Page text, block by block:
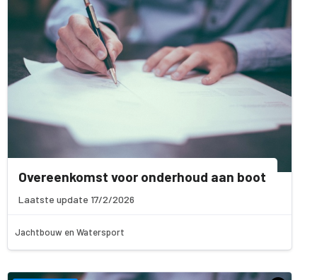
Overeenkomst voor onderhoud aan boot
Laatste update 17/2/2026
Jachtbouw en Watersport